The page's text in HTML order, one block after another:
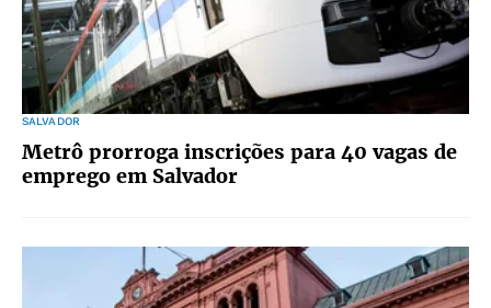
SALVADOR
Metrô prorroga inscrições para 40 vagas de
emprego em Salvador